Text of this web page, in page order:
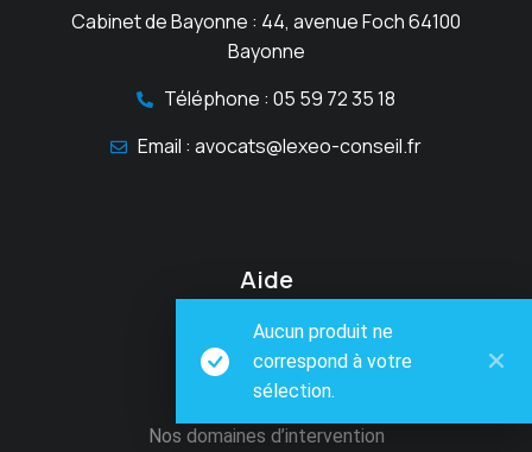
Aucun produit ne
correspond à votre
sélection.
Cabinet de Bayonne : 44, avenue Foch 64100
Bayonne
Téléphone : 05 59 72 35 18
Email : avocats@lexeo-conseil.fr
Aide
Qui sommes-nous
Nos domaines d’intervention